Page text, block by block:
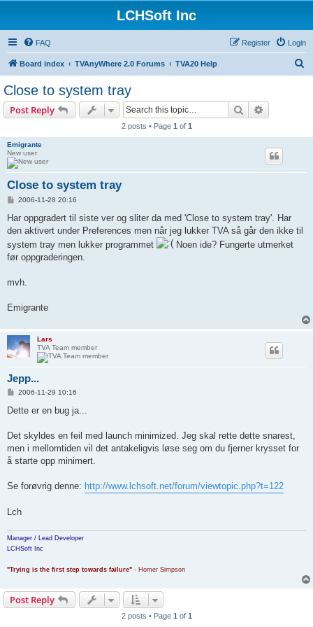
LCHSoft Inc
FAQ Login
Register
Board index TVAnyWhere 2.0 Forums TVA20 Help
Close to system tray
Post Reply Search
2 posts • Page 1 of 1
Emigrante
New user
Close to system tray
P
s
2006-11-28 20:16
Har oppgradert til siste ver og sliter da med 'Close to system tray'. Har
den aktivert under Preferences men når jeg lukker TVA så går den ikke til
system tray men lukker programmet
Noen ide? Fungerte utmerket
før oppgraderingen.
mvh.
Emigrante
Lars
TVA Team member
Jepp...
P
s
2006-11-29 10:16
Dette er en bug ja...
Det skyldes en feil med launch minimized. Jeg skal rette dette snarest,
men i mellomtiden vil det antakeligvis løse seg om du fjerner krysset for
å starte opp minimert.
Se forøvrig denne: http://www.lchsoft.net/forum/viewtopic.php?t=122
Lch
Manager / Lead Developer
LCHSoft Inc
"Trying is the first step towards failure" - Homer Simpson
Post Reply
2 posts • Page 1 of 1